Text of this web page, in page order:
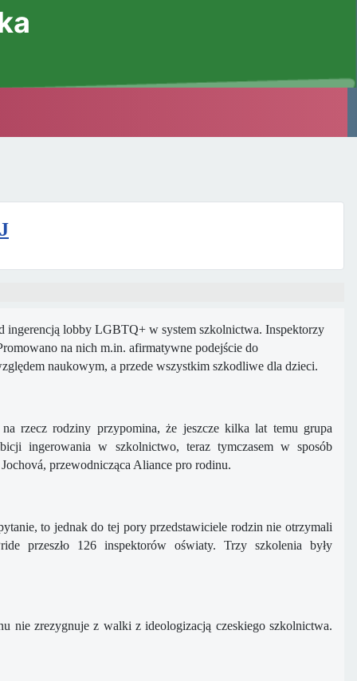
lobby LGBTQ+ w system szkolnictwa. Inspektorzy
na nich m.in. afirmatywne podejście do
naukowym, a przede wszystkim szkodliwe dla dzieci.
rzecz rodziny przypomina, że jeszcze kilka lat temu grupa
ingerowania w szkolnictwo, teraz tymczasem w sposób
przewodnicząca Aliance pro rodinu.
to jednak do tej pory przedstawiciele rodzin nie otrzymali
przeszło 126 inspektorów oświaty. Trzy szkolenia były
nie zrezygnuje z walki z ideologizacją czeskiego szkolnictwa.